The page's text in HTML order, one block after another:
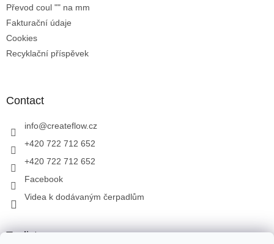
Převod coul "" na mm
Fakturační údaje
Cookies
Recyklační příspěvek
Contact
info@createflow.cz
+420 722 712 652
+420 722 712 652
Facebook
Videa k dodávaným čerpadlům
Toplist